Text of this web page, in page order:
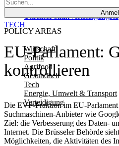
POLICY AREAS
Wirtschaft
Politik
Agrifood
Gesundheit
Tech
Energie, Umwelt & Transport
Verteidigung
UkrainePolitikVerteidigung
EU-Parlament:
kontrollieren
Die EVP-Fraktion im EU-
Suchmaschinen-Anbieter wie
Ziel: die Verbesserung des Daten-
Internet. Die Brüsseler Behörde
Möglichkeiten, die Aktivitäten des
TECH